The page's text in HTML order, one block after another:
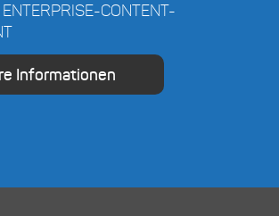
CONTENT-
Informationen